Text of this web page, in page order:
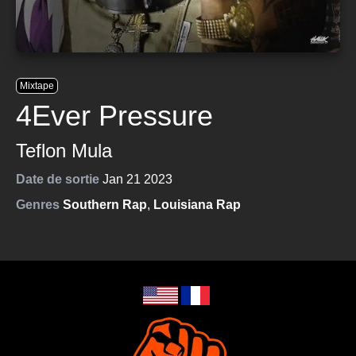
Mixtape
4Ever Pressure
Teflon Mula
Date de sortie Jan 21 2023
Genres Southern Rap, Louisiana Rap